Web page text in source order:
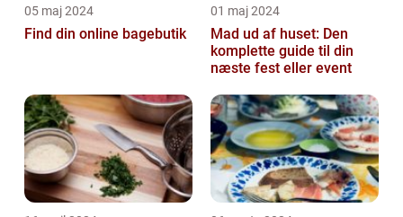
05 maj 2024
Find din online bagebutik
01 maj 2024
Mad ud af huset: Den
komplette guide til din
næste fest eller event